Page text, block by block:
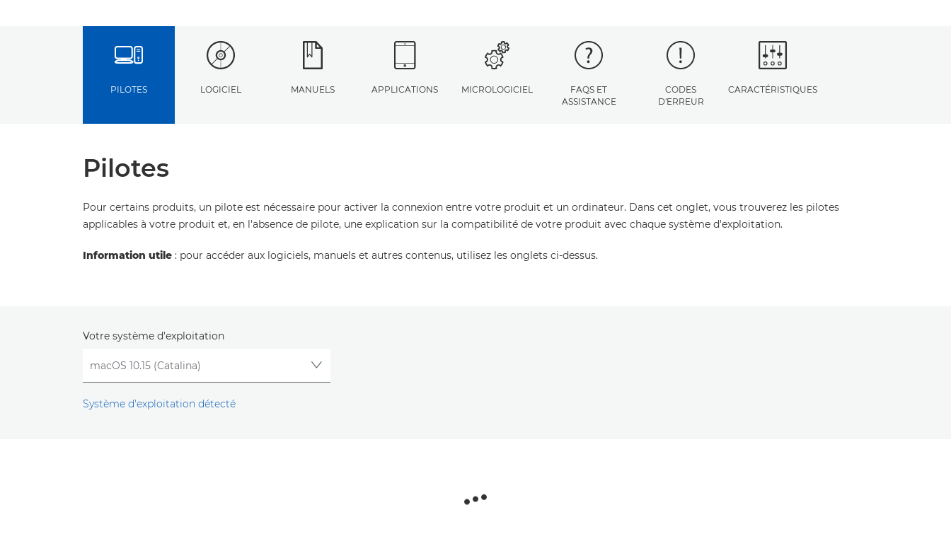
PILOTES LOGICIEL MANUELS APPLICATIONS MICROLOGICIEL
FAQS ET
ASSISTANCE
CODES
D'ERREUR
CARACTÉRISTIQUES
Pilotes
Pour certains produits, un pilote est nécessaire pour activer la connexion entre votre produit et un ordinateur. Dans cet onglet, vous trouverez les pilotes
applicables à votre produit et, en l'absence de pilote, une explication sur la compatibilité de votre produit avec chaque système d'exploitation.
Information utile : pour accéder aux logiciels, manuels et autres contenus, utilisez les onglets ci-dessus.
Votre système d'exploitation
Système d'exploitation détecté